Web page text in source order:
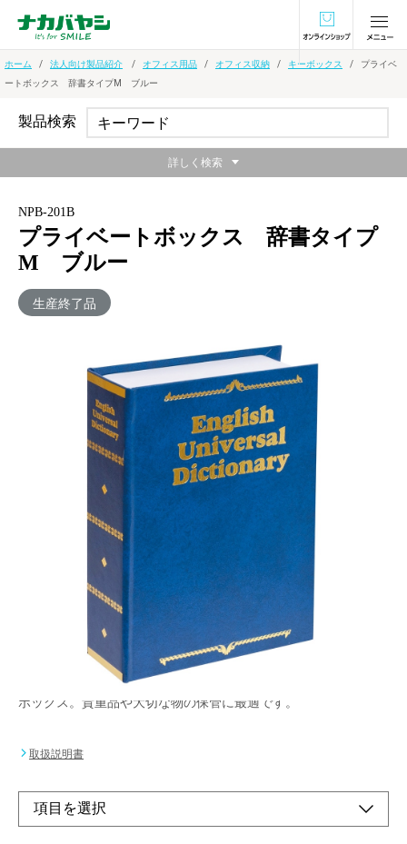
オンラインショ
ホーム 法人向け製品紹介 オフィス用品 オフィス収納 キーボックス
プライベ
ートボックス 辞書タイプM ブルー
NPB-201B
プライベートボックス 辞書タイプ
M ブルー
生産終了品
本棚になじむ高級感のある質感、鍵をなくさない
便利な3桁ダイヤル錠、適応サイズ・通帳・ハガキ
メーカー希望小売価格：
+ 税
生産終了品
さりげなく置いて、しっかり管理。辞書そっくりのプライベート
ボックス。貴重品や大切な物の保管に最適です。
取扱説明書
製品検索
詳しく検索